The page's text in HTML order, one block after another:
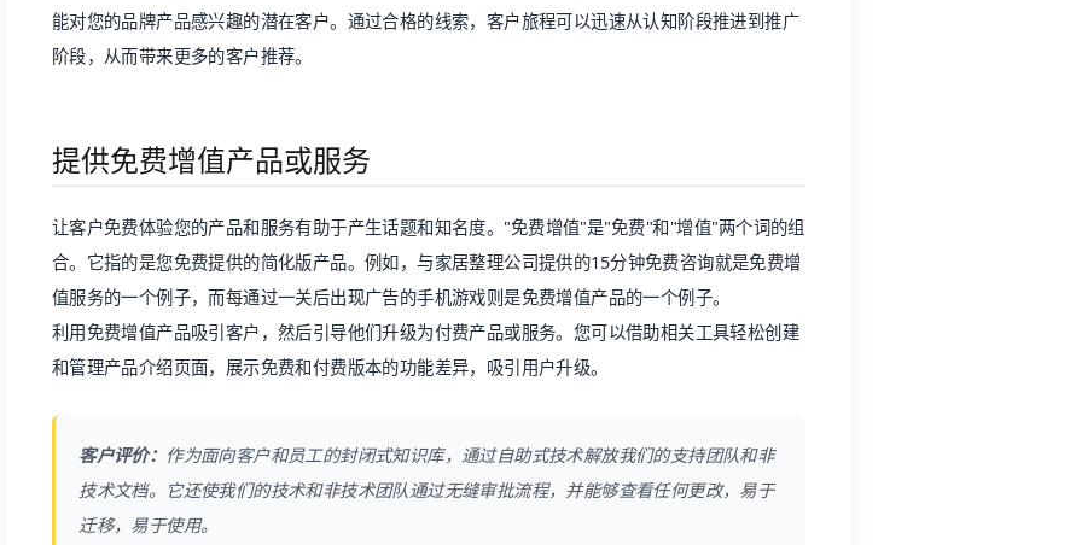
能对您的品牌产品感兴趣的潜在客户。通过合格的线索，客户旅程可以迅速从认知阶段推进到推广
阶段，从而带来更多的客户推荐。
提供免费增值产品或服务
让客户免费体验您的产品和服务有助于产生话题和知名度。"免费增值"是"免费"和"增值"两个词的组
合。它指的是您免费提供的简化版产品。例如，与家居整理公司提供的15分钟免费咨询就是免费增
值服务的一个例子，而每通过一关后出现广告的手机游戏则是免费增值产品的一个例子。
利用免费增值产品吸引客户，然后引导他们升级为付费产品或服务。您可以借助相关工具轻松创建
和管理产品介绍页面，展示免费和付费版本的功能差异，吸引用户升级。
客户评价： 作为面向客户和员工的封闭式知识库，通过自助式技术解放我们的支持团队和非
技术文档。它还使我们的技术和非技术团队通过无缝审批流程，并能够查看任何更改，易于
迁移，易于使用。